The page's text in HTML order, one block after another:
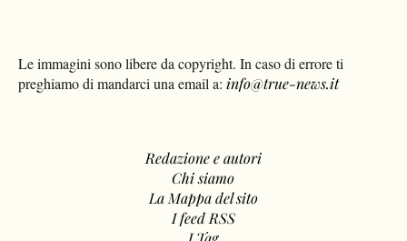
Le immagini sono libere da copyright. In caso di errore ti
preghiamo di mandarci una email a: info@true-news.it
Redazione e autori
Chi siamo
La Mappa del sito
I feed RSS